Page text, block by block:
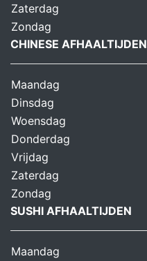
Zaterdag
Zondag
CHINESE AFHAALTIJDEN
Maandag
Dinsdag
Woensdag
Donderdag
Vrijdag
Zaterdag
Zondag
SUSHI AFHAALTIJDEN
Maandag